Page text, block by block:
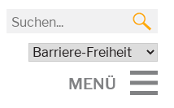
MENÜ